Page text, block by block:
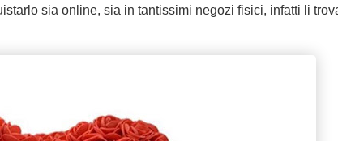
sia online, sia in tantissimi negozi fisici, infatti li